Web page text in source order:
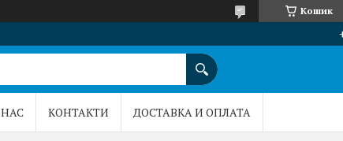
Кошик
КОНТАКТИ ДОСТАВКА И ОПЛАТА